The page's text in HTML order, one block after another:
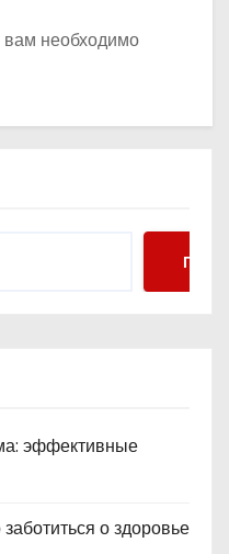
необходимо
Поиск
эффективные
о здоровье